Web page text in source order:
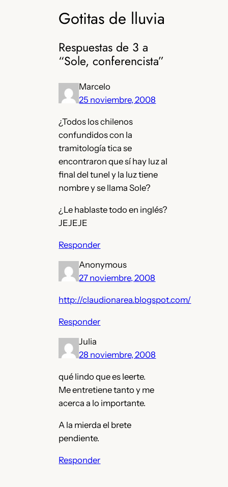
Gotitas de lluvia
Respuestas de 3 a
“Sole, conferencista”
Marcelo
25 noviembre, 2008
¿Todos los chilenos
confundidos con la
tramitología tica se
encontraron que sí hay luz al
final del tunel y la luz tiene
nombre y se llama Sole?
¿Le hablaste todo en inglés?
JEJEJE
Responder
Anonymous
27 noviembre, 2008
http://claudionarea.blogspot.com/
Responder
Julia
28 noviembre, 2008
qué lindo que es leerte.
Me entretiene tanto y me
acerca a lo importante.
A la mierda el brete
pendiente.
Responder